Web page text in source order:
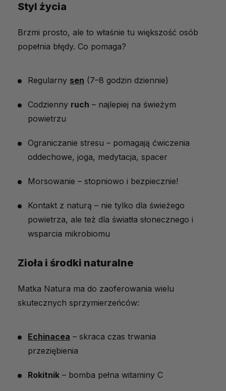
Styl życia
Brzmi prosto, ale to właśnie tu większość osób
popełnia błędy. Co pomaga?
Regularny sen (7–8 godzin dziennie)
Codzienny ruch – najlepiej na świeżym
powietrzu
Ograniczanie stresu – pomagają ćwiczenia
oddechowe, joga, medytacja, spacer
Morsowanie – stopniowo i bezpiecznie!
Kontakt z naturą – nie tylko dla świeżego
powietrza, ale też dla światła słonecznego i
wsparcia mikrobiomu
Zioła i środki naturalne
Matka Natura ma do zaoferowania wielu
skutecznych sprzymierzeńców:
Echinacea – skraca czas trwania
przeziębienia
Rokitnik – bomba pełna witaminy C